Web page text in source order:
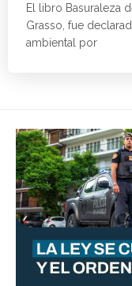
El libro Basuraleza
Grasso, fue
ambiental por